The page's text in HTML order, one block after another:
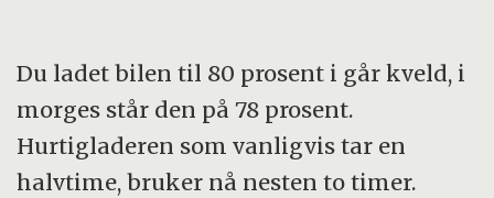
Du ladet bilen til 80 prosent i går kveld, i
morges står den på 78 prosent.
Hurtigladeren som vanligvis tar en
halvtime, bruker nå nesten to timer.